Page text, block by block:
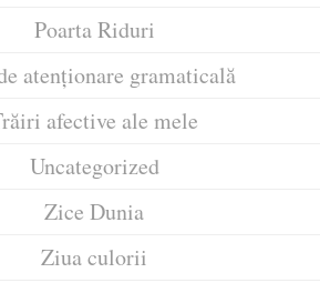
Poarta Riduri
atenționare gramaticală
afective ale mele
Uncategorized
Zice Dunia
Ziua culorii